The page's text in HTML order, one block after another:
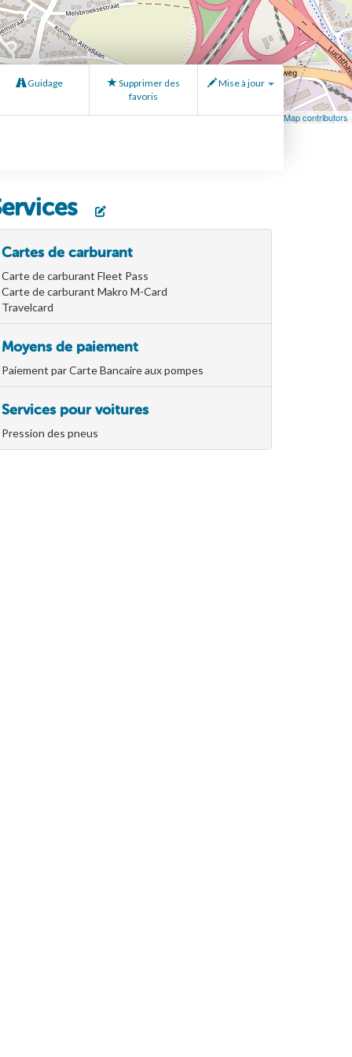
Leaflet| Map data ©OpenStreetMapcontributors, ©OpenStreetMap contributors
Guidage
Supprimer des
favoris
Mise à jour
Cartes de carburant
Carte de carburant Fleet Pass
Carte de carburant Makro M-Card
Travelcard
Moyens de paiement
Paiement par Carte Bancaire aux pompes
Services pour voitures
Pression des pneus